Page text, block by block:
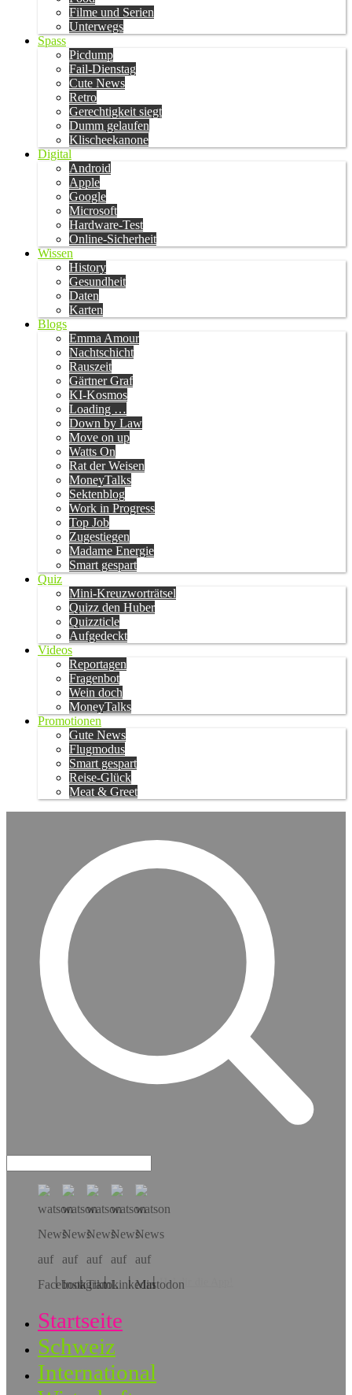
Filme und Serien
Unterwegs
Spass
Picdump
Fail-Dienstag
Cute News
Retro
Gerechtigkeit siegt
Dumm gelaufen
Klischeekanone
Digital
Android
Apple
Google
Microsoft
Hardware-Test
Online-Sicherheit
Wissen
History
Gesundheit
Daten
Karten
Blogs
Emma Amour
Nachtschicht
Rauszeit
Gärtner Graf
KI-Kosmos
Loading …
Down by Law
Move on up
Watts On
Rat der Weisen
MoneyTalks
Sektenblog
Work in Progress
Top Job
Zugestiegen
Madame Energie
Smart gespart
Quiz
Mini-Kreuzworträtsel
Quizz den Huber
Quizzticle
Aufgedeckt
Videos
Reportagen
Fragenbot
Wein doch
MoneyTalks
Promotionen
Gute News
Flugmodus
Smart gespart
Reise-Glück
Meat & Greet
Hol dir die App!
Startseite
Schweiz
International